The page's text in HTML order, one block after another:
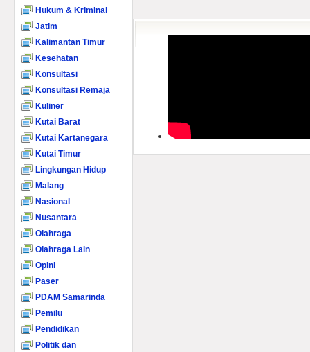
Hukum & Kriminal
Jatim
Kalimantan Timur
Kesehatan
Konsultasi
Konsultasi Remaja
Kuliner
Kutai Barat
Kutai Kartanegara
Kutai Timur
Lingkungan Hidup
Malang
Nasional
Nusantara
Olahraga
Olahraga Lain
Opini
Paser
PDAM Samarinda
Pemilu
Pendidikan
Politik dan